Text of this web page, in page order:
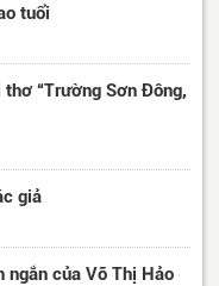
tuổi
“Trường Sơn Đông,
giả
của Võ Thị Hảo